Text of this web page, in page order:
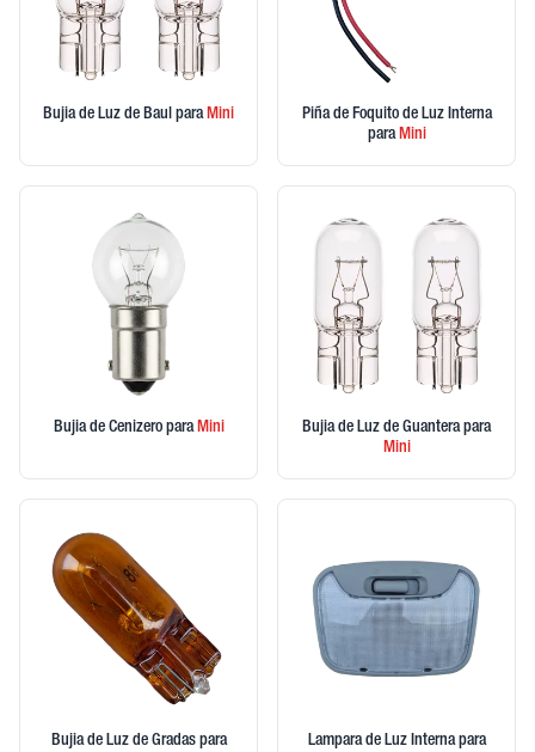
Bujia de Luz de Baul paraMini
Piña de Foquito de Luz Interna
paraMini
Bujia de Cenizero paraMini Bujia de Luz de Guantera para
Mini
Bujia de Luz de Gradas para
Lampara de Luz Interna para